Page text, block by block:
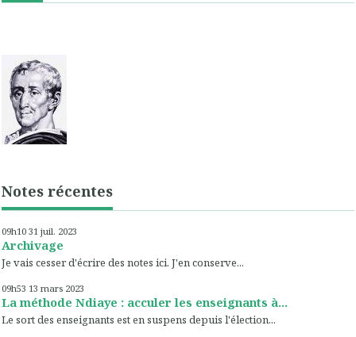
Notes récentes
09h10 31 juil. 2023
Archivage
Je vais cesser d'écrire des notes ici. J'en conserve...
09h53 13 mars 2023
La méthode Ndiaye : acculer les enseignants à...
Le sort des enseignants est en suspens depuis l'élection...